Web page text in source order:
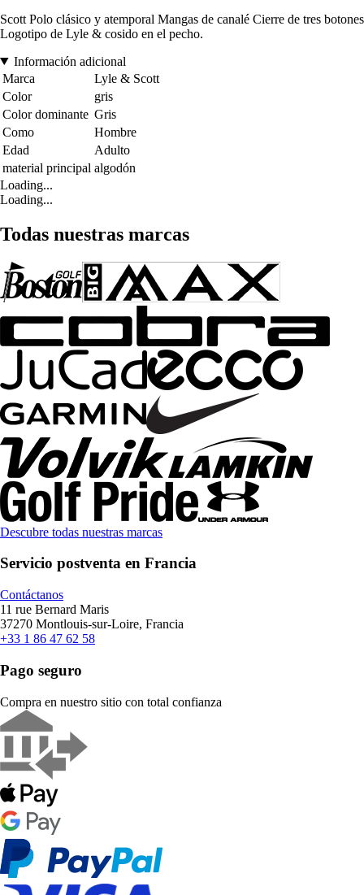
Scott Polo clásico y atemporal Mangas de canalé Cierre de tres botones
Logotipo de Lyle & cosido en el pecho.
Información adicional
Marca
Lyle & Scott
Color
gris
Color dominante Gris
Como
Hombre
Edad
Adulto
material principal algodón
Loading...
Loading...
Todas nuestras marcas
Descubre todas nuestras marcas
Servicio postventa en Francia
Contáctanos
11 rue Bernard Maris
37270 Montlouis-sur-Loire, Francia
+33 1 86 47 62 58
Pago seguro
Compra en nuestro sitio con total confianza